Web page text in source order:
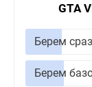
GTA
Берем
Берем